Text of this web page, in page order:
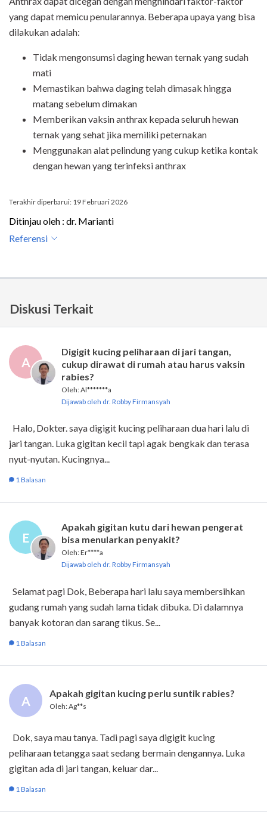
yang dapat memicu penularannya. Beberapa upaya yang bisa
dilakukan adalah:
Tidak mengonsumsi daging hewan ternak yang sudah
mati
Memastikan bahwa daging telah dimasak hingga
matang sebelum dimakan
Memberikan vaksin anthrax kepada seluruh hewan
ternak yang sehat jika memiliki peternakan
Menggunakan alat pelindung yang cukup ketika kontak
dengan hewan yang terinfeksi anthrax
Terakhir diperbarui: 19 Februari 2026